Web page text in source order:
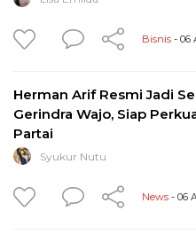
Bisnis - 06
Herman Arif Resmi Jadi
Gerindra Wajo, Siap
Partai
Syukur Nutu
News - 06